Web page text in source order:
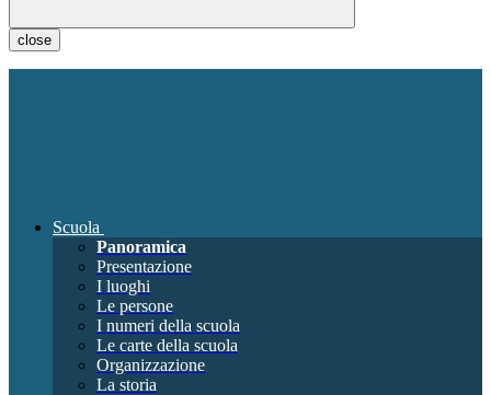
close
Scuola
Panoramica
Presentazione
I luoghi
Le persone
I numeri della scuola
Le carte della scuola
Organizzazione
La storia